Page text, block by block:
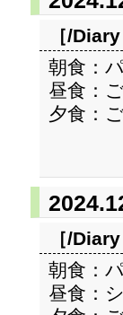
［/Diary
朝食：
昼食：
夕食：
［/Diary
朝食：
昼食：